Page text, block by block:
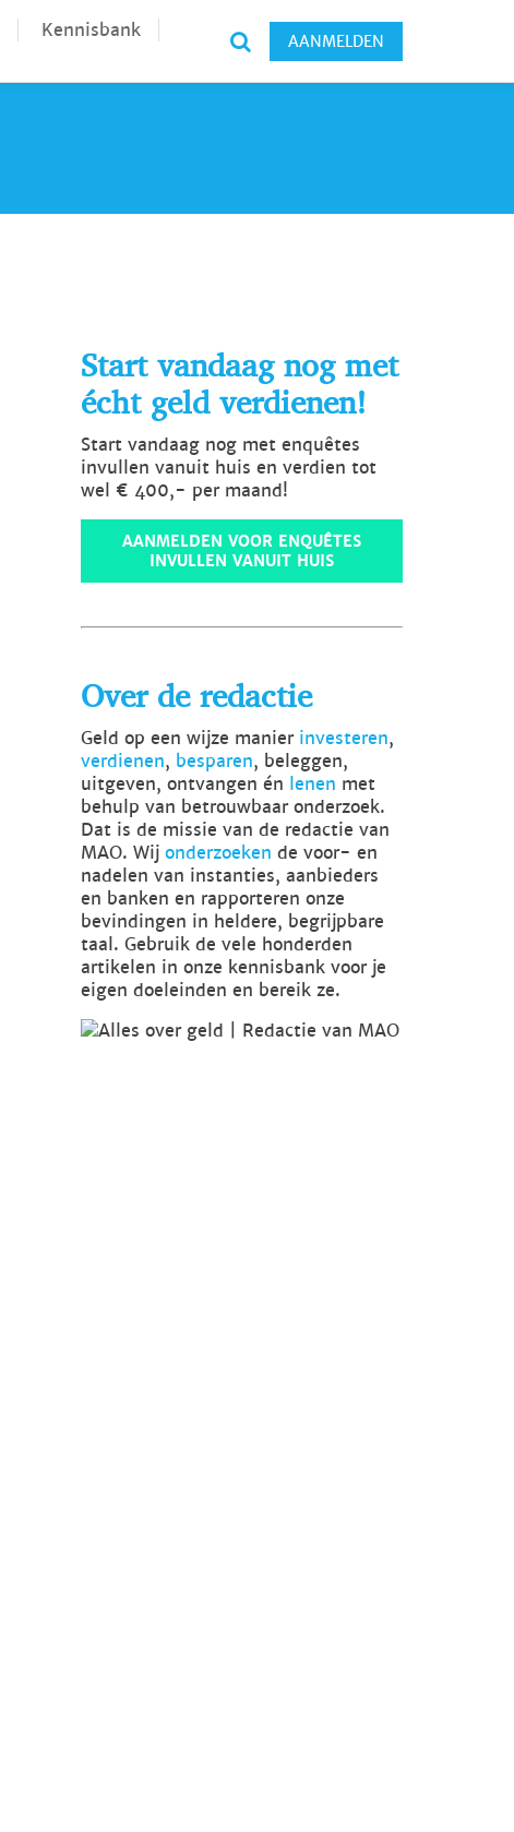
Kennisbank
AANMELDEN
Start vandaag nog met
écht geld verdienen!
Start vandaag nog met enquêtes
invullen vanuit huis en verdien tot
wel € 400,- per maand!
AANMELDEN VOOR ENQUÊTES
INVULLEN VANUIT HUIS
Over de redactie
Geld op een wijze manier investeren,
verdienen, besparen, beleggen,
uitgeven, ontvangen én lenen met
behulp van betrouwbaar onderzoek.
Dat is de missie van de redactie van
MAO. Wijonderzoeken de voor- en
nadelen van instanties, aanbieders
en banken en rapporteren onze
bevindingen in heldere, begrijpbare
taal. Gebruik de vele honderden
artikelen in onze kennisbank voor je
eigen doeleinden en bereik ze.